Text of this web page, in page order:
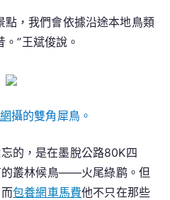
點，我們會依據沿途本地鳥類
。”王斌俊說。
攝的雙角犀鳥。
的，是在墨脫公路80K四
的叢林候鳥——火尾綠鹛。但
包養網車馬費他不只在那些